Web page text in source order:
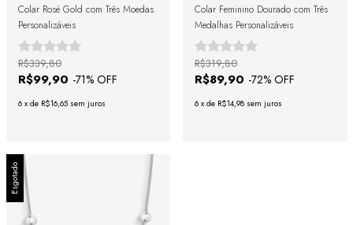
Colar Rosé Gold com Três Moedas
Personalizáveis
R$99,90 -71% OFF
R$339,80
6 x de R$16,65 sem juros
Colar Feminino Dourado com Três
Medalhas Personalizáveis
R$89,90 -72% OFF
R$319,80
6 x de R$14,98 sem juros
Esgotado